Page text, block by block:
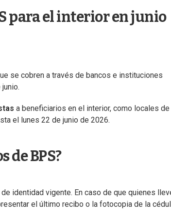
para el interior en junio
se cobren a través de bancos e instituciones
a beneficiarios en el interior, como locales de
el lunes 22 de junio de 2026.
de BPS?
identidad vigente. En caso de que quienes
el último recibo o la fotocopia de la